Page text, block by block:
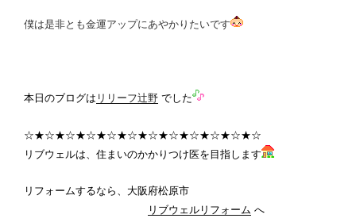
僕は是非とも金運アップにあやかりたいです
本日のブログは リリーフ辻野 でした
☆★☆★☆★☆★☆★☆★☆★☆★☆★☆★☆★☆
リブウェルは、住まいのかかりつけ医を目指します
リフォームするなら、大阪府松原市
リブウェルリフォーム へ